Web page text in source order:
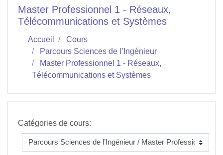
Master Professionnel 1 - Réseaux,
Télécommunications et Systèmes
Accueil
Cours
Parcours Sciences de l’Ingénieur
Master Professionnel 1 - Réseaux,
Télécommunications et Systèmes
Catégories de cours: